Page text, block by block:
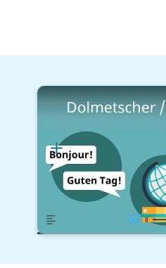
Reisen & Gastronomie
Dolmetscher /
Lernplan